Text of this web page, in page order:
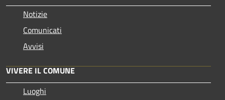
Notizie
Comunicati
Avvisi
VIVERE IL COMUNE
Luoghi